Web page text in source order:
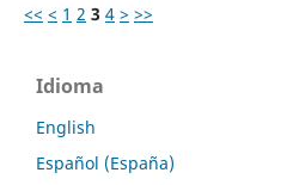
<< < 1 2 3 4 > >>
Idioma
English
Español (España)